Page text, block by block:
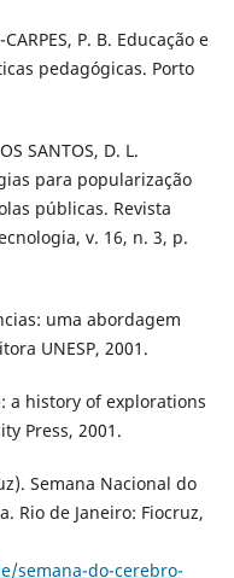
P. B. Educação e
pedagógicas. Porto
SANTOS, D. L.
para popularização
públicas. Revista
v. 16, n. 3, p.
uma abordagem
UNESP, 2001.
a history of explorations
Press, 2001.
Semana Nacional do
Rio de Janeiro: Fiocruz,
semana-do-cerebro-